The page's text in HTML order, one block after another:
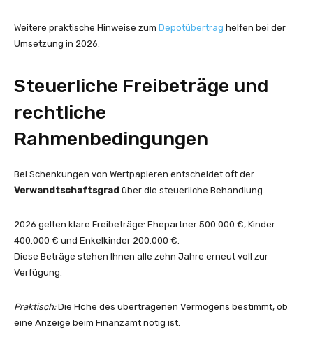
Weitere praktische Hinweise zum Depotübertrag helfen bei der
Umsetzung in 2026.
Steuerliche Freibeträge und
rechtliche
Rahmenbedingungen
Bei Schenkungen von Wertpapieren entscheidet oft der
Verwandtschaftsgrad über die steuerliche Behandlung.
2026 gelten klare Freibeträge: Ehepartner 500.000 €, Kinder
400.000 € und Enkelkinder 200.000 €.
Diese Beträge stehen Ihnen alle zehn Jahre erneut voll zur
Verfügung.
Praktisch:Die Höhe des übertragenen Vermögens bestimmt, ob
eine Anzeige beim Finanzamt nötig ist.